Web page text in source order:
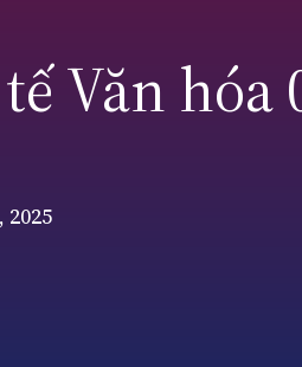
Văn hóa
2025